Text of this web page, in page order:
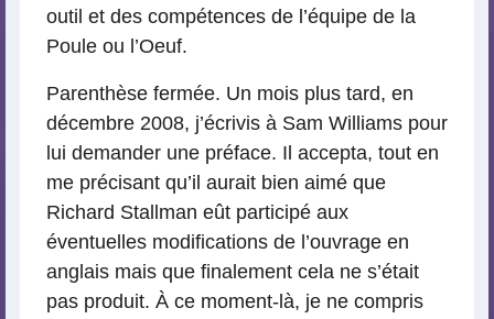
outil et des compétences de l’équipe de la
Poule ou l’Oeuf.
Parenthèse fermée. Un mois plus tard, en
décembre 2008, j’écrivis à Sam Williams pour
lui demander une préface. Il accepta, tout en
me précisant qu’il aurait bien aimé que
Richard Stallman eût participé aux
éventuelles modifications de l’ouvrage en
anglais mais que finalement cela ne s’était
pas produit. À ce moment-là, je ne compris